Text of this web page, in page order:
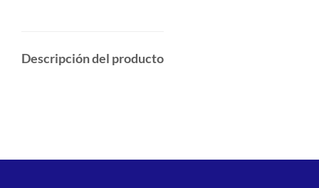
Descripción del producto